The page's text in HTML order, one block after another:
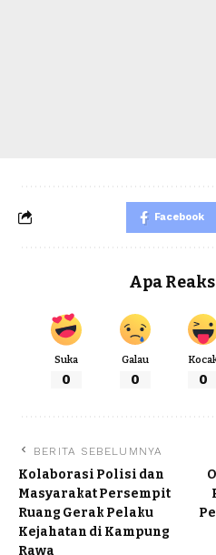
Facebook
Apa
Suka
0
Galau
0 0
BERITA SEBELUMNYA
Kolaborasi Polisi dan
Masyarakat Persempit
Ruang Gerak Pelaku
Kejahatan di Kampung
Rawa